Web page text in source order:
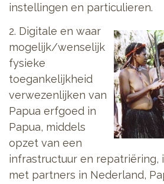
instellingen en particulieren.
2. Digitale en waar
mogelijk/wenselijk
fysieke
toegankelijkheid
verwezenlijken van
Papua erfgoed in
Papua, middels
opzet van een
infrastructuur en repatriëring,
met partners in Nederland,